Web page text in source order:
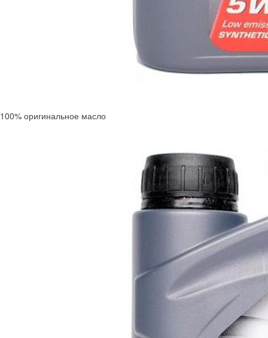
100% оригинальное масло